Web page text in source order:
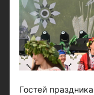
Гостей